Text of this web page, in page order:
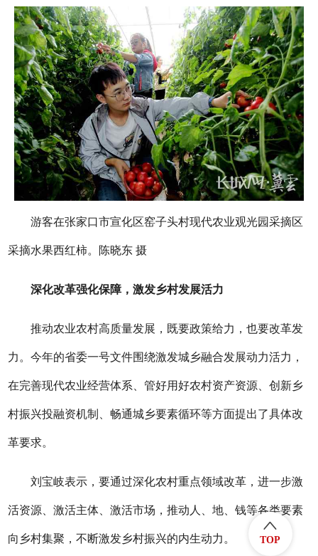
游客在张家口市宣化区窑子头村现代农业观光园采摘区
采摘水果西红柿。陈晓东 摄
深化改革强化保障，激发乡村发展活力
推动农业农村高质量发展，既要政策给力，也要改革发
力。今年的省委一号文件围绕激发城乡融合发展动力活力，
在完善现代农业经营体系、管好用好农村资产资源、创新乡
村振兴投融资机制、畅通城乡要素循环等方面提出了具体改
革要求。
刘宝岐表示，要通过深化农村重点领域改革，进一步激
活资源、激活主体、激活市场，推动人、地、钱等各类要素
向乡村集聚，不断激发乡村振兴的内生动力。 TOP